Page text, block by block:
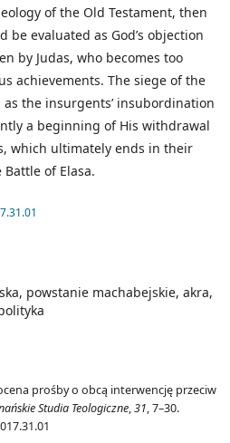
powstanie machabejskie akra
prośby o obcą interwencję przeciw
Studia Teologiczne,31, 7–30.
of the Old Testament, then
be evaluated as God’s objection
by Judas, who becomes too
achievements. The siege of the
the insurgents’ insubordination
a beginning of His withdrawal
which ultimately ends in their
of Elasa.